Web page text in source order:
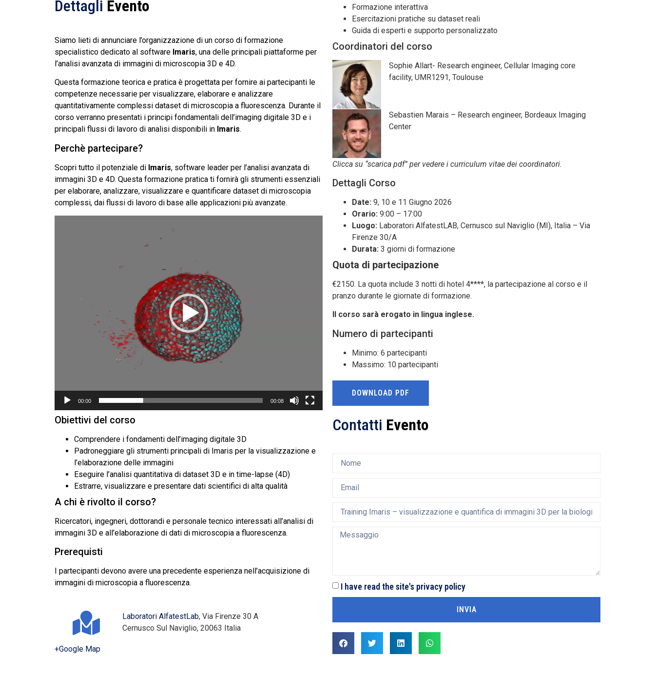
Dettagli Evento
Siamo lieti di annunciare l’organizzazione di un corso di formazione
specialistico dedicato al software Imaris, una delle principali piattaforme per
l’analisi avanzata di immagini di microscopia 3D e 4D.
Questa formazione teorica e pratica è progettata per fornire ai partecipanti le
competenze necessarie per visualizzare, elaborare e analizzare
quantitativamente complessi dataset di microscopia a fluorescenza. Durante il
corso verranno presentati i principi fondamentali dell’imaging digitale 3D e i
principali flussi di lavoro di analisi disponibili in Imaris.
Perchè partecipare?
Scopri tutto il potenziale di Imaris, software leader per l’analisi avanzata di
immagini 3D e 4D. Questa formazione pratica ti fornirà gli strumenti essenziali
per elaborare, analizzare, visualizzare e quantificare dataset di microscopia
complessi, dai flussi di lavoro di base alle applicazioni più avanzate.
00:00 00:08
Obiettivi del corso
Comprendere i fondamenti dell’imaging digitale 3D
Padroneggiare gli strumenti principali di Imaris per la visualizzazione e
l’elaborazione delle immagini
Eseguire l’analisi quantitativa di dataset 3D e in time-lapse (4D)
Estrarre, visualizzare e presentare dati scientifici di alta qualità
A chi è rivolto il corso?
Ricercatori, ingegneri, dottorandi e personale tecnico interessati all’analisi di
immagini 3D e all’elaborazione di dati di microscopia a fluorescenza.
Prerequisti
I partecipanti devono avere una precedente esperienza nell’acquisizione di
immagini di microscopia a fluorescenza.
Laboratori AlfatestLab, Via Firenze 30 A
Cernusco Sul Naviglio, 20063 Italia
+Google Map
Formazione interattiva
Esercitazioni pratiche su dataset reali
Guida di esperti e supporto personalizzato
Coordinatori del corso
Sophie Allart- Research engineer, Cellular Imaging core
facility, UMR1291, Toulouse
Sebastien Marais – Research engineer, Bordeaux Imaging
Center
Clicca su “scarica pdf” per vedere i curriculum vitae dei coordinatori.
Dettagli Corso
Date: 9, 10 e 11 Giugno 2026
Orario: 9:00 – 17:00
Luogo: Laboratori AlfatestLAB, Cernusco sul Naviglio (MI), Italia – Via
Firenze 30/A
Durata: 3 giorni di formazione
Quota di partecipazione
€2150. La quota include 3 notti di hotel 4****, la partecipazione al corso e il
pranzo durante le giornate di formazione.
Il corso sarà erogato in lingua inglese.
Numero di partecipanti
Minimo: 6 partecipanti
Massimo: 10 partecipanti
DOWNLOAD PDF
Contatti Evento
I have read the site's privacy policy
INVIA